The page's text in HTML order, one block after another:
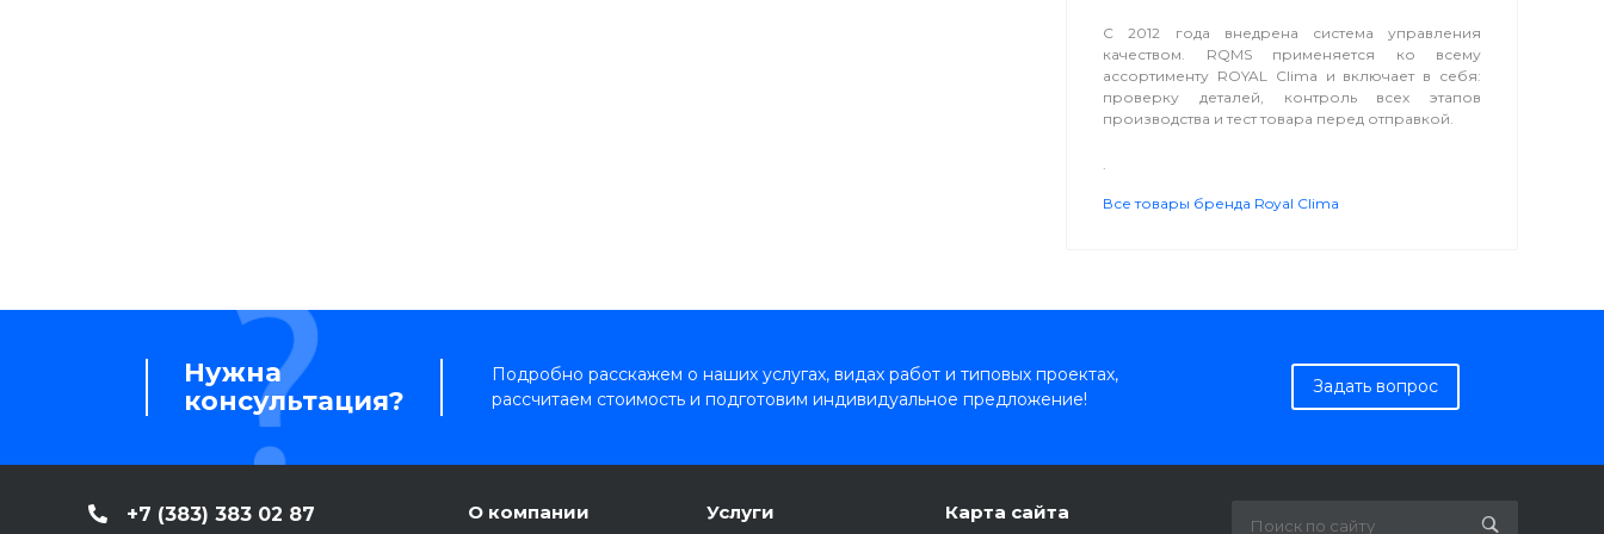
С 2012 года внедрена система управления
качеством. RQMS применяется ко всему
ассортименту ROYAL Clima и включает в себя:
проверку деталей, контроль всех этапов
производства и тест товара перед отправкой.
Все товары бренда Royal Clima
Нужна
консультация?
Подробно расскажем о наших услугах, видах работ и типовых проектах,
рассчитаем стоимость и подготовим индивидуальное предложение!
Задать вопрос
+7 (383) 383 02 87 О компании Услуги Карта сайта